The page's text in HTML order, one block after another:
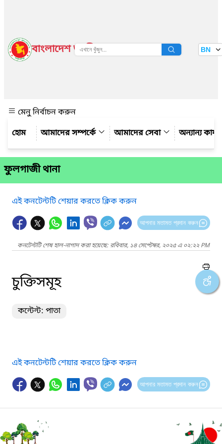
বাংলাদেশ জাতীয় তথ্য বাতায়ন BN
মেনু নির্বাচন করুন
আমাদের সম্পর্কে
আমাদের সেবা অন্যান্য
ফুলগাজী থানা
এই কনটেন্টটি শেয়ার করতে ক্লিক করুন
আপনার মতামত প্রদান করুন
কনটেন্টটি শেষ হাল-নাগাদ করা হয়েছে: রবিবার, ১৪ সেপ্টেম্বর, ২০২৫ এ ০২:২২ PM
চুক্তিসমূহ
কন্টেন্ট: পাতা
এই কনটেন্টটি শেয়ার করতে ক্লিক করুন
আপনার মতামত প্রদান করুন